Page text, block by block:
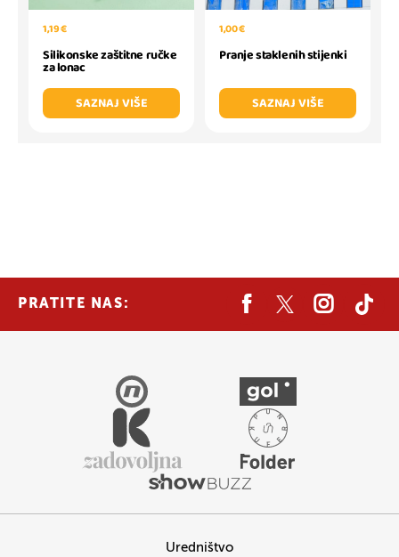
1,19 €
Silikonske zaštitne ručke
za lonac
SAZNAJ VIŠE
1,00 €
Pranje staklenih stijenki
SAZNAJ VIŠE
PRATITE NAS:
Uredništvo